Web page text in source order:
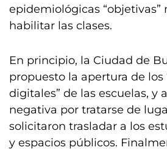
epidemiológicas “objetivas”
habilitar las clases.
En principio, la Ciudad de
propuesto la apertura de los
digitales” de las escuelas, y
negativa por tratarse de
solicitaron trasladar a los
y espacios públicos.